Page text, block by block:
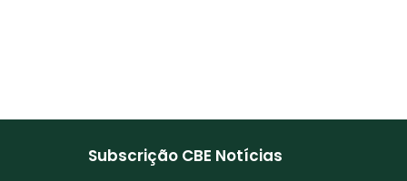
Subscrição CBE Notícias